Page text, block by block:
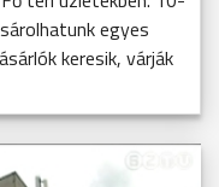
egyes
keresik, várják